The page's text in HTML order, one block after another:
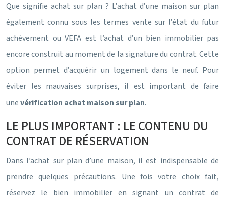
Que signifie achat sur plan ? L’achat d’une maison sur plan
également connu sous les termes vente sur l’état du futur
achèvement ou VEFA est l’achat d’un bien immobilier pas
encore construit au moment de la signature du contrat. Cette
option permet d’acquérir un logement dans le neuf. Pour
éviter les mauvaises surprises, il est important de faire
unevérification achat maison sur plan.
LE PLUS IMPORTANT : LE CONTENU DU
CONTRAT DE RÉSERVATION
Dans l’achat sur plan d’une maison, il est indispensable de
prendre quelques précautions. Une fois votre choix fait,
réservez le bien immobilier en signant un contrat de